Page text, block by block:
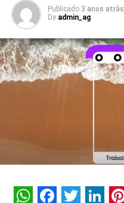
Publicado 3 anos atrás
De admin_ag